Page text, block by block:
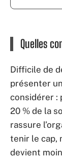
Quelles
Difficile de
présenter
considérer :
20 % de la
rassure
tenir le cap,
devient